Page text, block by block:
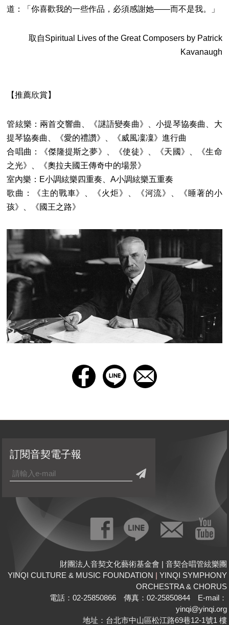
道：「你喜歡我的一些作品，必須感謝她——而不是我。」
取自Spiritual Lives of the Great Composers by Patrick
Kavanaugh
【推薦欣賞】
管絃樂：兩首交響曲、《謎語變奏曲》、小提琴協奏曲、大
提琴協奏曲、《愛的禮讚》、《威風凜凜》進行曲
合唱曲：《傑隆提斯之夢》、《使徒》、《天國》、《生命
之光》、《奧拉夫國王傳奇中的場景》
室內樂：E小調絃樂四重奏、A小調絃樂五重奏
歌曲：《主的戰車》、《火炬》、《河流》、《睡著的小
孩》、《國王之路》
財團法人音契文化藝術基金會 | 音契合唱管絃樂團
YINQI CULTURE & MUSIC FOUNDATION | YINQI SYMPHONY
ORCHESTRA & CHORUS
電話：02-25850866 傳真：02-25850844 E-mail：
yinqi@yinqi.org
地址：台北市中山區松江路69巷12-1號1 樓
訂閱音契電子報